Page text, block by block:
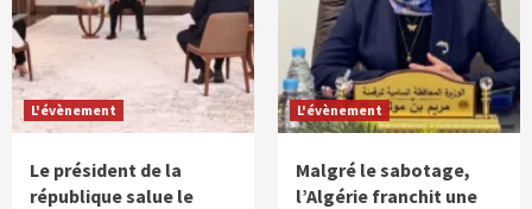
L'évènement
Le président de la
république salue le
L'évènement
Malgré le sabotage,
l’Algérie franchit une